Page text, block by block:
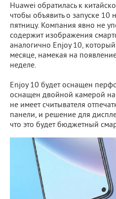
Huawei обратилась к
чтобы объявить о запуске 10
пятницу. Компания явно не
содержит изображения
аналогично Enjoy 10,
месяце, намекая на
неделе.
Enjoy 10 будет оснащен
оснащен двойной камерой
не имеет считывателя
панели, и решение для
что это будет бюджетный